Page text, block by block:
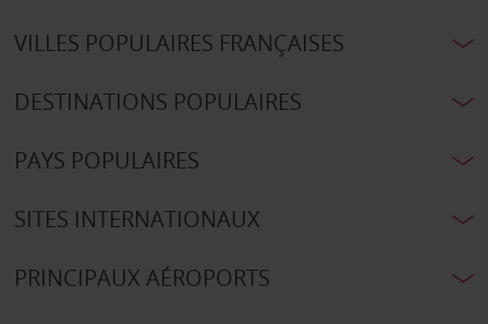
VILLES POPULAIRES FRANÇAISES
DESTINATIONS POPULAIRES
PAYS POPULAIRES
SITES INTERNATIONAUX
PRINCIPAUX AÉROPORTS